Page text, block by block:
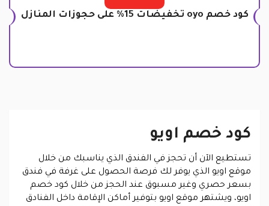
كود خصم oyo تخفيضات 15% على حجوزات المنازل
كود خصم اويو
تستطيع الآن أن تحجز في الفندق الذي يناسبك من خلال
موقع اويو الذي يوفر لك فرصة الحصول على غرفة في فندق
بسعر حصري وغير مسبوق عند الحجز من خلال كود خصم
اويو، ويشتهر موقع اويو بتوفير أماكن الإقامة داخل الفنادق